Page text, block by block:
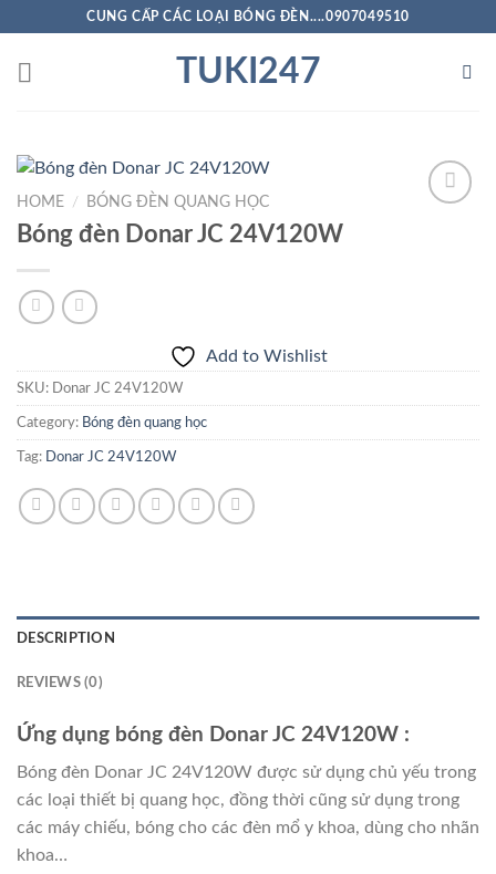
content
CUNG CẤP CÁC LOẠI BÓNG ĐÈN....0907049510
TUKI247
HOME / BÓNG ĐÈN QUANG HỌC
Bóng đèn Donar JC 24V120W
Add to Wishlist
SKU: Donar JC 24V120W
Category: Bóng đèn quang học
Tag: Donar JC 24V120W
DESCRIPTION
REVIEWS (0)
Ứng dụng bóng đèn Donar JC 24V120W :
Bóng đèn Donar JC 24V120W được sử dụng chủ yếu trong
các loại thiết bị quang học, đồng thời cũng sử dụng trong
các máy chiếu, bóng cho các đèn mổ y khoa, dùng cho nhãn
khoa…